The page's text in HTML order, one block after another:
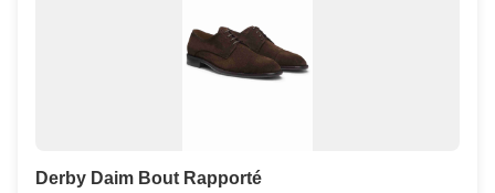
Derby Daim Bout Rapporté